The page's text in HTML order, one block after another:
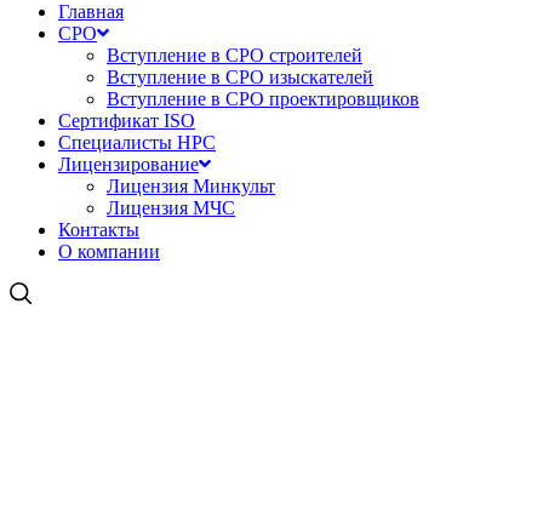
Главная
СРО
Вступление в СРО строителей
Вступление в СРО изыскателей
Вступление в СРО проектировщиков
Сертификат ISO
Специалисты НРС
Лицензирование
Лицензия Минкульт
Лицензия МЧС
Контакты
О компании